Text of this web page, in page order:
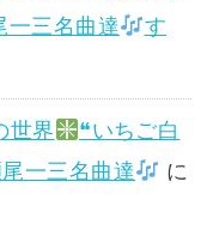
一三名曲達
す
世界
❝いちご白
一三名曲達
に